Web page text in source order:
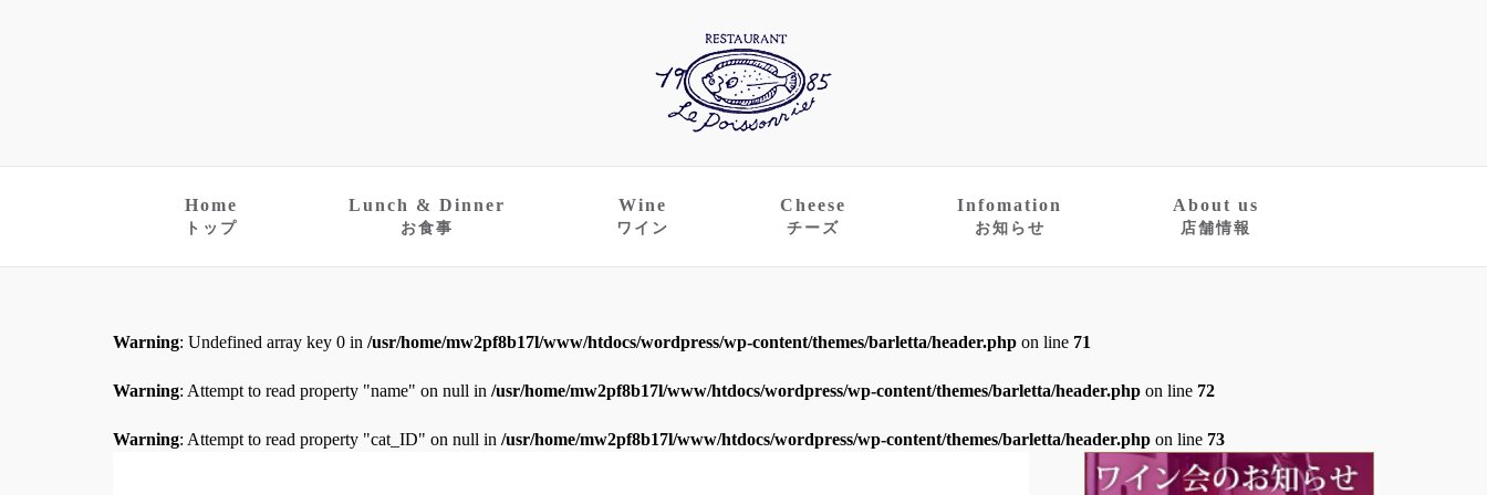
Home
トップ
Lunch & Dinner
お食事
Wine
ワイン
Cheese
チーズ
Infomation
お知らせ
About us
店舗情報
Warning: Undefined array key 0 in /usr/home/mw2pf8b17l/www/htdocs/wordpress/wp-content/themes/barletta/header.php on line 71
Warning: Attempt to read property "name" on null in /usr/home/mw2pf8b17l/www/htdocs/wordpress/wp-content/themes/barletta/header.php on line 72
Warning: Attempt to read property "cat_ID" on null in /usr/home/mw2pf8b17l/www/htdocs/wordpress/wp-content/themes/barletta/header.php on line 73